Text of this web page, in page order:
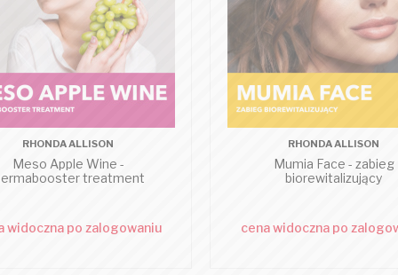
RHONDA ALLISON
Meso Apple Wine -
treatment
widoczna po zalogowaniu
RHONDA ALLISON
Mumia Face - zabieg
biorewitalizujący
cena widoczna po